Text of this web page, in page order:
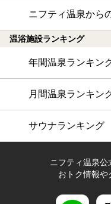
ニフティ温泉から
温浴施設ランキング
年間温泉ランキン
月間温泉ランキン
サウナランキング
ニフティ温泉公
おトク情報や